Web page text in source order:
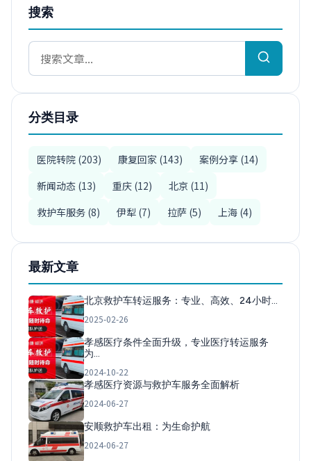
搜索
分类目录
医院转院 (203) 康复回家 (143)
案例分享 (14)
新闻动态 (13)
重庆 (12)
北京 (11)
救护车服务 (8)
伊犁 (7) 拉萨 (5) 上海 (4)
最新文章
北京救护车转运服务：专业、高效、24小时…
2025-02-26
孝感医疗条件全面升级，专业医疗转运服务
为…
2024-10-22
孝感医疗资源与救护车服务全面解析
2024-06-27
安顺救护车出租：为生命护航
2024-06-27